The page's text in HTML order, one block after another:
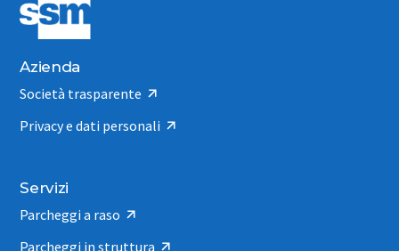
Azienda
Società trasparente
Privacy e dati personali
Servizi
Parcheggi a raso
Parcheggi in struttura